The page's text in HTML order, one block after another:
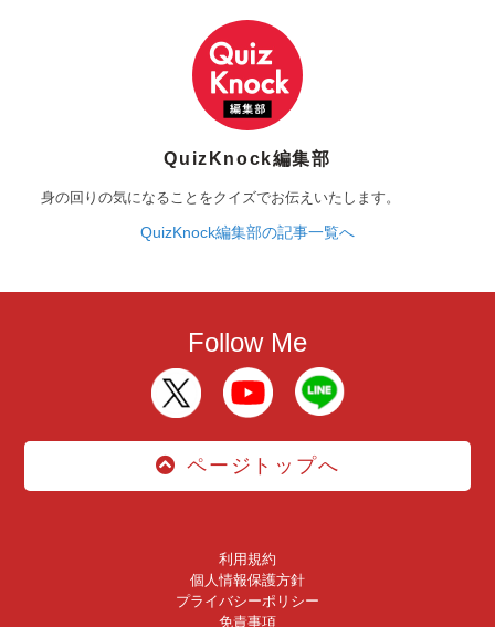
QuizKnock編集部
身の回りの気になることをクイズでお伝えいたします。
QuizKnock編集部の記事一覧へ
Follow Me
ページトップへ
利用規約
個人情報保護方針
プライバシーポリシー
免責事項